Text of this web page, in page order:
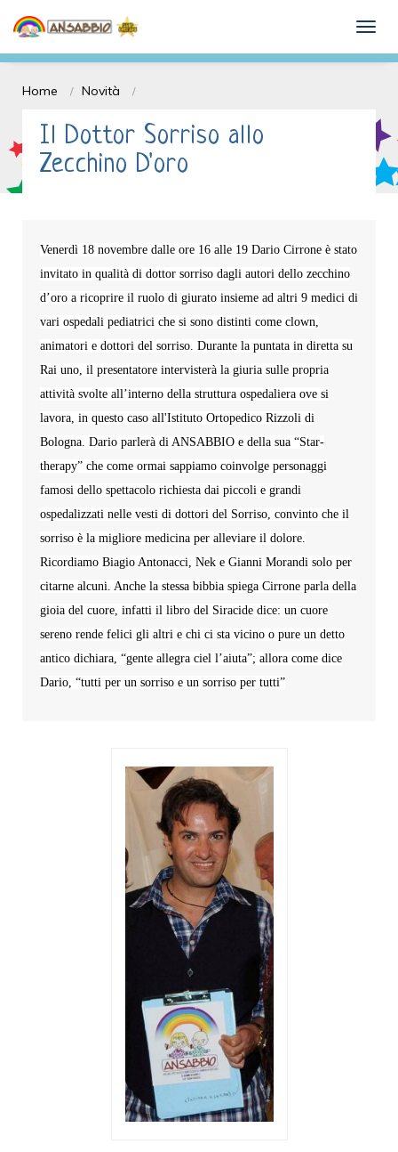
Dona il 5 x mille e Sostieni l'ANSABBIO
onlus
Home Novità
Il Dottor Sorriso allo
Zecchino D'oro
Venerdì 18 novembre dalle ore 16 alle 19 Dario Cirrone è stato
invitato in qualità di dottor sorriso dagli autori dello zecchino
d’oro a ricoprire il ruolo di giurato insieme ad altri 9 medici di
vari ospedali pediatrici che si sono distinti come clown,
animatori e dottori del sorriso. Durante la puntata in diretta su
Rai uno, il presentatore intervisterà la giuria sulle propria
attività svolte all’interno della struttura ospedaliera ove si
lavora, in questo caso all'Istituto Ortopedico Rizzoli di
Bologna. Dario parlerà di ANSABBIO e della sua “Star-
therapy” che come ormai sappiamo coinvolge personaggi
famosi dello spettacolo richiesta dai piccoli e grandi
ospedalizzati nelle vesti di dottori del Sorriso, convinto che il
sorriso è la migliore medicina per alleviare il dolore.
Ricordiamo Biagio Antonacci, Nek e Gianni Morandi solo per
citarne alcuni. Anche la stessa bibbia spiega Cirrone parla della
gioia del cuore, infatti il libro del Siracide dice: un cuore
sereno rende felici gli altri e chi ci sta vicino o pure un detto
antico dichiara, “gente allegra ciel l’aiuta”; allora come dice
Dario, “tutti per un sorriso e un sorriso per tutti”